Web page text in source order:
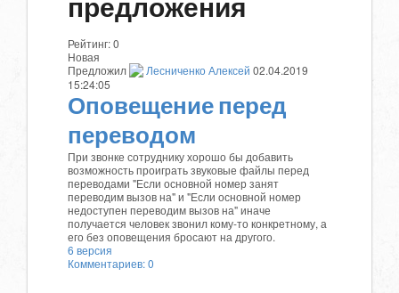
Рейтинг:0
Новая
Предложил
Лесниченко Алексей 02.04.2019
15:24:05
Оповещение перед
переводом
При звонке сотруднику хорошо бы добавить
возможность проиграть звуковые файлы перед
переводами "Если основной номер занят
переводим вызов на" и "Если основной номер
недоступен переводим вызов на" иначе
получается человек звонил кому-то конкретному, а
его без оповещения бросают на другого.
6 версия
Комментариев: 0